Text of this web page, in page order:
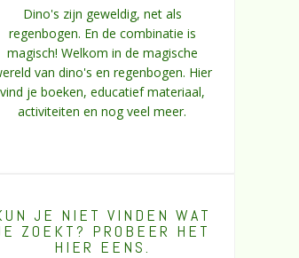
Dino's zijn geweldig, net als
regenbogen. En de combinatie is
magisch! Welkom in de magische
van dino's en regenbogen. Hier
vind je boeken, educatief materiaal,
activiteiten en nog veel meer.
JE NIET VINDEN WAT
ZOEKT? PROBEER HET
HIER EENS.